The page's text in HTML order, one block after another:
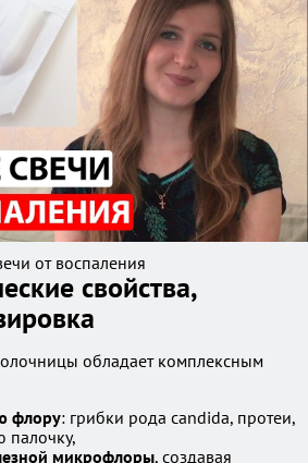
от воспаления
свойства,
обладает комплексным
флору: грибки рода candida, протеи,
палочку,
микрофлоры, создавая